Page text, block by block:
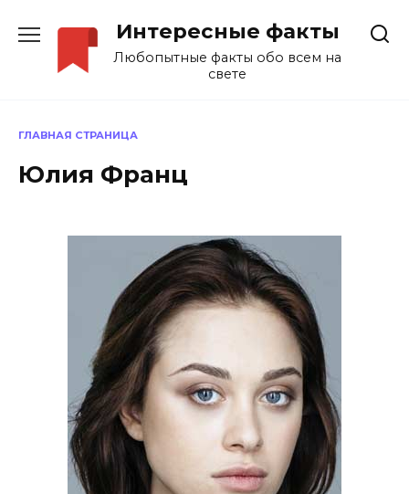
содержанию
Интересные факты
Любопытные факты обо всем на
свете
ГЛАВНАЯ СТРАНИЦА
Юлия Франц